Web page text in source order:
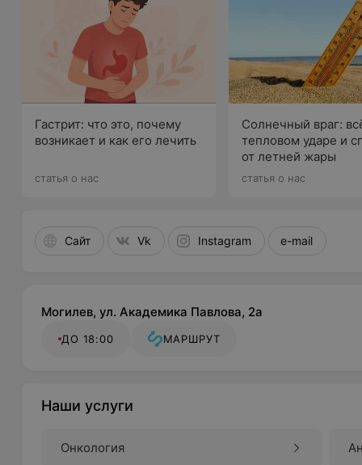
Гастрит: что это, почему
возникает и как его лечить
статья о нас
Солнечный враг:
тепловом ударе и
от летней жары
статья о нас
Сайт Vk Instagram e-mail
Могилев, ул. Академика Павлова, 2а
ДО 18:00 МАРШРУТ
Наши услуги
Онкология